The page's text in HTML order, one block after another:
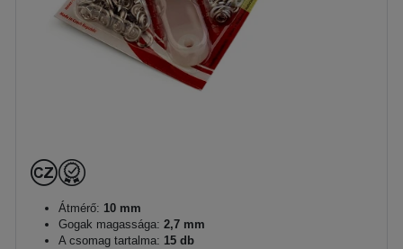
Átmérő: 10 mm
Gogak magassága: 2,7 mm
A csomag tartalma: 15 db